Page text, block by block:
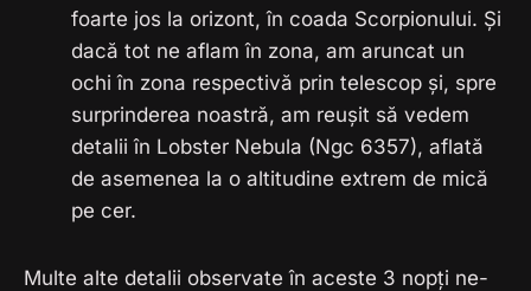
foarte jos la orizont, în coada Scorpionului. Și
dacă tot ne aflam în zona, am aruncat un
ochi în zona respectivă prin telescop și, spre
surprinderea noastră, am reușit să vedem
detalii în Lobster Nebula (Ngc 6357), aflată
de asemenea la o altitudine extrem de mică
pe cer.
Multe alte detalii observate în aceste 3 nopți ne-